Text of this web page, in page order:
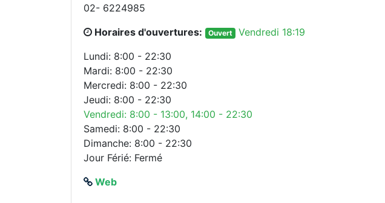
02- 6224985
Horaires d'ouvertures:
Ouvert
Vendredi 18:19
Lundi: 8:00 - 22:30
Mardi: 8:00 - 22:30
Mercredi: 8:00 - 22:30
Jeudi: 8:00 - 22:30
Vendredi: 8:00 - 13:00, 14:00 - 22:30
Samedi: 8:00 - 22:30
Dimanche: 8:00 - 22:30
Jour Férié: Fermé
Web